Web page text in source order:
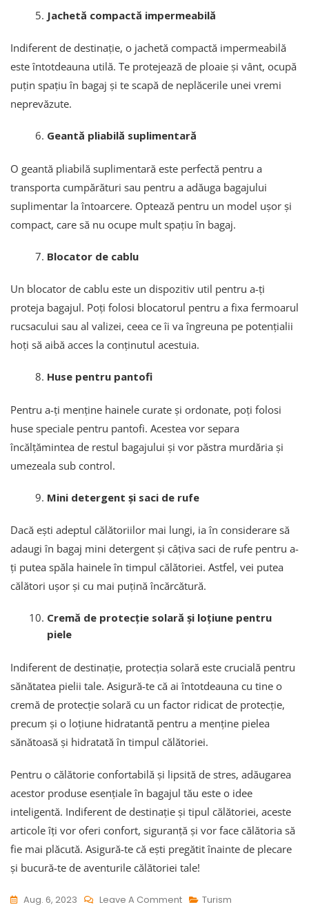
Jachetă compactă impermeabilă
Indiferent de destinație, o jachetă compactă impermeabilă
este întotdeauna utilă. Te protejează de ploaie și vânt, ocupă
puțin spațiu în bagaj și te scapă de neplăcerile unei vremi
neprevăzute.
Geantă pliabilă suplimentară
O geantă pliabilă suplimentară este perfectă pentru a
transporta cumpărături sau pentru a adăuga bagajului
suplimentar la întoarcere. Optează pentru un model ușor și
compact, care să nu ocupe mult spațiu în bagaj.
Blocator de cablu
Un blocator de cablu este un dispozitiv util pentru a-ți
proteja bagajul. Poți folosi blocatorul pentru a fixa fermoarul
rucsacului sau al valizei, ceea ce îi va îngreuna pe potențialii
hoți să aibă acces la conținutul acestuia.
Huse pentru pantofi
Pentru a-ți menține hainele curate și ordonate, poți folosi
huse speciale pentru pantofi. Acestea vor separa
încălțămintea de restul bagajului și vor păstra murdăria și
umezeala sub control.
Mini detergent și saci de rufe
Dacă ești adeptul călătoriilor mai lungi, ia în considerare să
adaugi în bagaj mini detergent și câțiva saci de rufe pentru a-
ți putea spăla hainele în timpul călătoriei. Astfel, vei putea
călători ușor și cu mai puțină încărcătură.
Cremă de protecție solară și loțiune pentru
piele
Indiferent de destinație, protecția solară este crucială pentru
sănătatea pielii tale. Asigură-te că ai întotdeauna cu tine o
cremă de protecție solară cu un factor ridicat de protecție,
precum și o loțiune hidratantă pentru a menține pielea
sănătoasă și hidratată în timpul călătoriei.
Pentru o călătorie confortabilă și lipsită de stres, adăugarea
acestor produse esențiale în bagajul tău este o idee
inteligentă. Indiferent de destinație și tipul călătoriei, aceste
articole îți vor oferi confort, siguranță și vor face călătoria să
fie mai plăcută. Asigură-te că ești pregătit înainte de plecare
și bucură-te de aventurile călătoriei tale!
Aug. 6, 2023 Leave A CommentOn Turism